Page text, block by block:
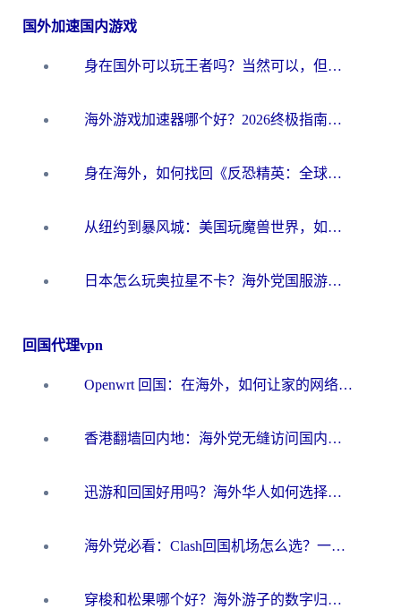
国外加速国内游戏
身在国外可以玩王者吗？当然可以，但你需要这份“加速”指南
海外游戏加速器哪个好？2026终极指南帮你畅玩国服+解决卡顿难题
身在海外，如何找回《反恐精英：全球攻势》国服的丝滑手感？一份给你的终极指南
从纽约到暴风城：美国玩魔兽世界，如何找到你的最佳网络航线
日本怎么玩奥拉星不卡？海外党国服游戏加速器选择全攻略
回国代理vpn
Openwrt 回国：在海外，如何让家的网络触手可及
香港翻墙回内地：海外党无缝访问国内资源的加速器选择全攻略
迅游和回国好用吗？海外华人如何选择靠谱的回国加速器
海外党必看：Clash回国机场怎么选？一篇搞定无缝访问国内资源的全攻略
穿梭和松果哪个好？海外游子的数字归乡路，到底该怎么选